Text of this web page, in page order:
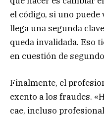
el código, si uno
llega una segunda
queda invalidada. Eso
en cuestión de
Finalmente, el
exento a los fraudes.
cae, incluso